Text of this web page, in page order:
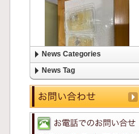
News Categories
News Tag